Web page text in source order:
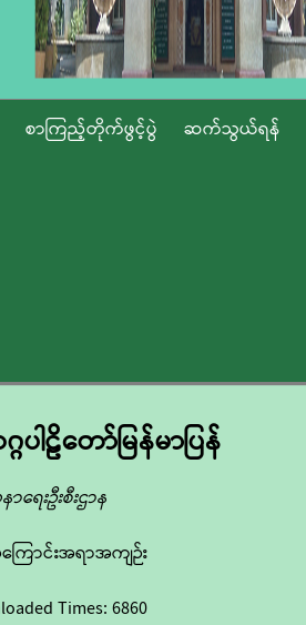
စာကြည့်တိုက်ဖွင့်ပွဲ ဆက်သွယ်ရန်
ဂပါဠိတော်မြန်မာပြန်
ရေးဦးစီးဌာန
ြောင်းအရာအကျဉ်း
Times: 6860